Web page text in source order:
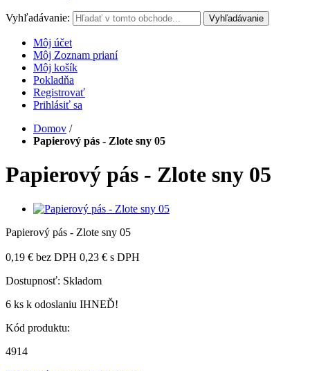
Vyhľadávanie: Vyhľadávanie
Môj účet
Môj Zoznam prianí
Môj košík
Pokladňa
Registrovať
Prihlásiť sa
Domov /
Papierový pás - Zlote sny 05
Papierový pás - Zlote sny 05
Papierový pás - Zlote sny 05
0,19 € bez DPH 0,23 € s DPH
Dostupnosť: Skladom
6 ks k odoslaniu IHNEĎ!
Kód produktu:
4914